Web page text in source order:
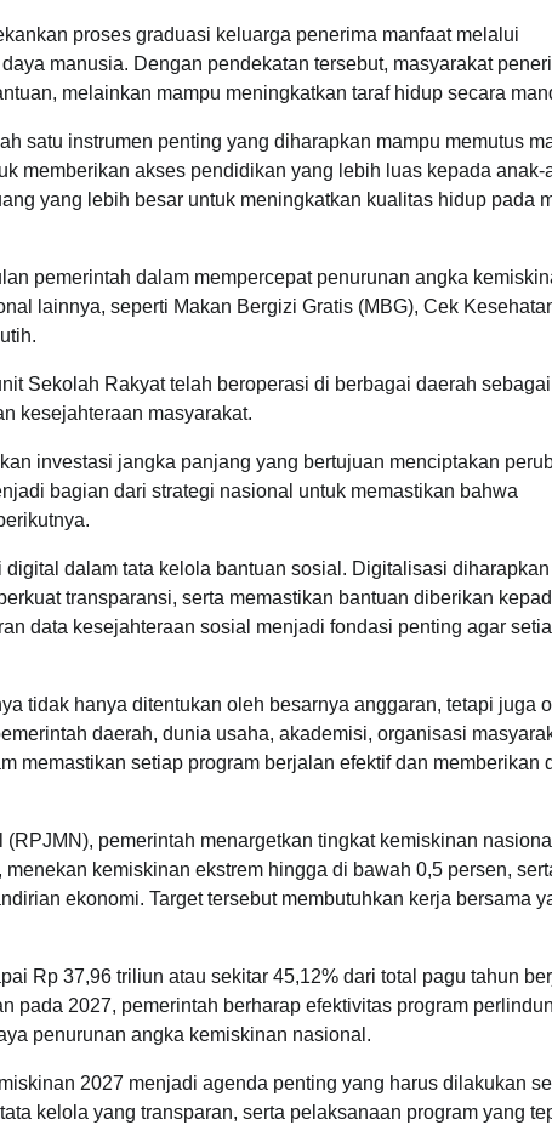
proses graduasi keluarga penerima manfaat melalui
manusia. Dengan pendekatan tersebut, masyarakat
melainkan mampu meningkatkan taraf hidup secara
satu instrumen penting yang diharapkan mampu memutus
memberikan akses pendidikan yang lebih luas kepada anak-
yang lebih besar untuk meningkatkan kualitas hidup pada
pemerintah dalam mempercepat penurunan angka
lainnya, seperti Makan Bergizi Gratis (MBG), Cek
Sekolah Rakyat telah beroperasi di berbagai daerah
kesejahteraan masyarakat.
investasi jangka panjang yang bertujuan menciptakan
bagian dari strategi nasional untuk memastikan bahwa
dalam tata kelola bantuan sosial. Digitalisasi diharapkan
transparansi, serta memastikan bantuan diberikan
data kesejahteraan sosial menjadi fondasi penting agar
tidak hanya ditentukan oleh besarnya anggaran, tetapi juga
daerah, dunia usaha, akademisi, organisasi
memastikan setiap program berjalan efektif dan memberikan
pemerintah menargetkan tingkat kemiskinan
kemiskinan ekstrem hingga di bawah 0,5 persen,
ekonomi. Target tersebut membutuhkan kerja bersama
Rp 37,96 triliun atau sekitar 45,12% dari total pagu tahun
pada 2027, pemerintah berharap efektivitas program
penurunan angka kemiskinan nasional.
2027 menjadi agenda penting yang harus dilakukan
kelola yang transparan, serta pelaksanaan program yang